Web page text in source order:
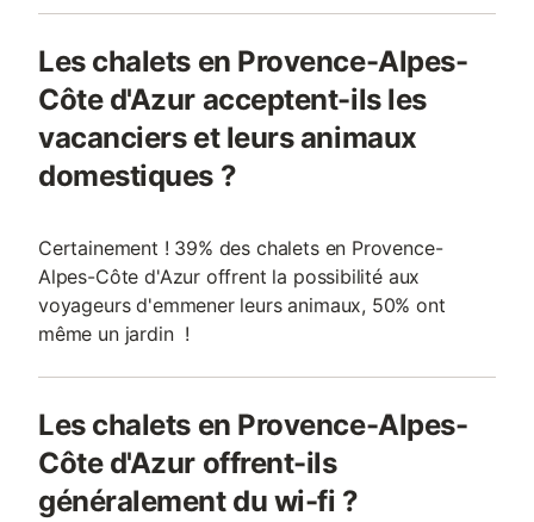
Les chalets en Provence-Alpes-
Côte d'Azur acceptent-ils les
vacanciers et leurs animaux
domestiques ?
Certainement ! 39% des chalets en Provence-
Alpes-Côte d'Azur offrent la possibilité aux
voyageurs d'emmener leurs animaux, 50% ont
même un jardin !
Les chalets en Provence-Alpes-
Côte d'Azur offrent-ils
généralement du wi-fi ?